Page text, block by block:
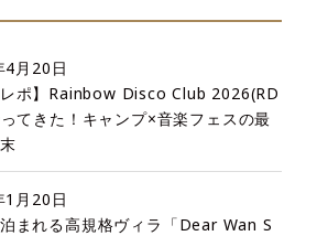
4月20日
レポ】Rainbow Disco Club 2026(RD
てきた！キャンプ×音楽フェスの最
1月20日
まれる高規格ヴィラ「Dear Wan S